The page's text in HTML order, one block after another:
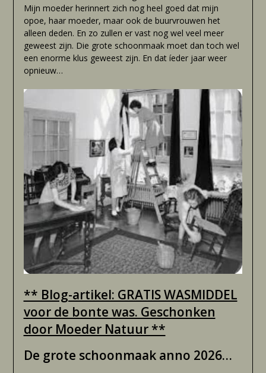
Mijn moeder herinnert zich nog heel goed dat mijn
opoe, haar moeder, maar ook de buurvrouwen het
alleen deden. En zo zullen er vast nog wel veel meer
geweest zijn. Die grote schoonmaak moet dan toch wel
een enorme klus geweest zijn. En dat íeder jaar weer
opnieuw…
** Blog-artikel: GRATIS WASMIDDEL
voor de bonte was. Geschonken
door Moeder Natuur **
De grote schoonmaak anno 2026…